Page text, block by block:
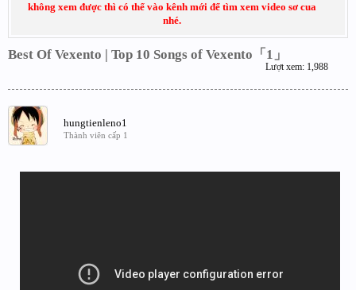
không xem được thì có thể vào kênh mới để tìm xem video sơ cua
nhé.
Best Of Vexento | Top 10 Songs of Vexento「1」
Lượt xem: 1,988
hungtienleno1
Thành viên cấp 1